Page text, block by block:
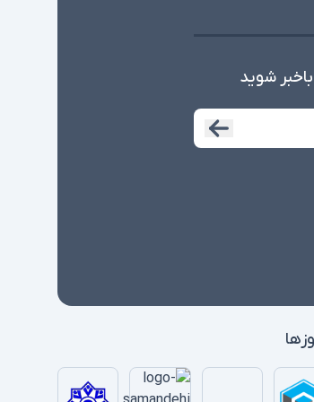
شوید